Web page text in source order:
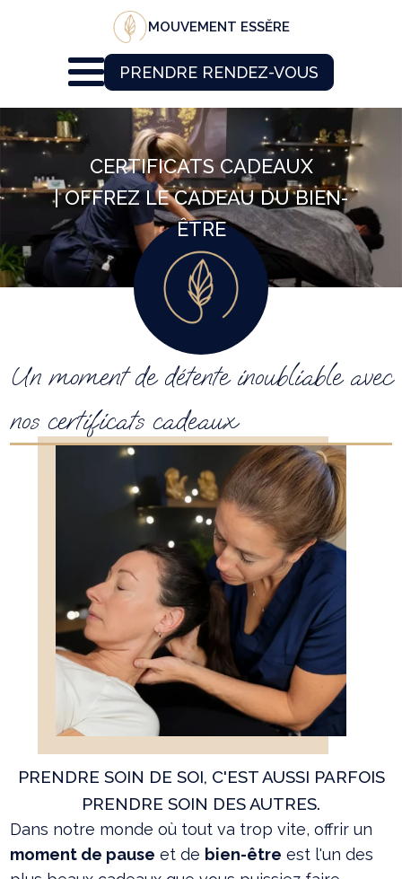
MOUVEMENT ESSĔRE
PRENDRE RENDEZ-VOUS
CERTIFICATS CADEAUX
| OFFREZ LE CADEAU DU BIEN-
ÊTRE
Un moment de détente inoubliable avec
nos certificats cadeaux
PRENDRE SOIN DE SOI, C'EST AUSSI PARFOIS
PRENDRE SOIN DES AUTRES.
Dans notre monde où tout va trop vite, offrir un
moment de pause et de bien-être est l'un des